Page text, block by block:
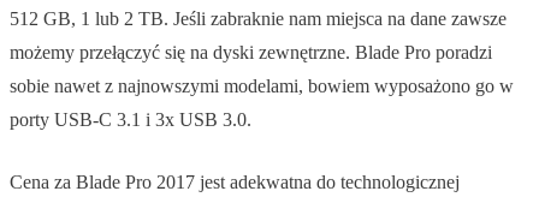
512 GB, 1 lub 2 TB. Jeśli zabraknie nam miejsca na dane zawsze
możemy przełączyć się na dyski zewnętrzne. Blade Pro poradzi
sobie nawet z najnowszymi modelami, bowiem wyposażono go w
porty USB-C 3.1 i 3x USB 3.0.
Cena za Blade Pro 2017 jest adekwatna do technologicznej